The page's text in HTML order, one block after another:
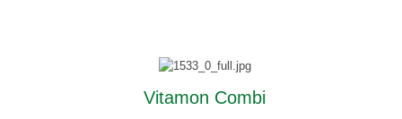
Vitamon Combi